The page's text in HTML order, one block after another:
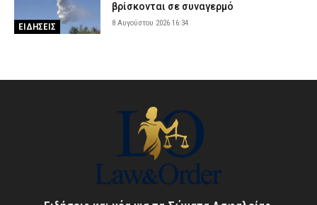
ΕΙΔΗΣΕΙΣ
βρίσκονται σε συναγερμό
8 Αυγούστου 2026 16:34